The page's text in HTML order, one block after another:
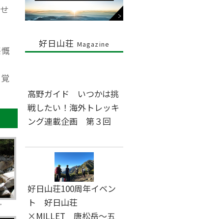
好日山荘 Magazine
高野ガイド いつかは挑
戦したい！海外トレッキ
ング連載企画 第３回
好日山荘100周年イベン
ト 好日山荘
×MILLET 唐松岳～五